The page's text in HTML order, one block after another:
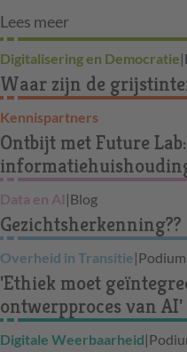
Lees meer
Digitalisering en Democratie|
Waar zijn de
Kennispartners
Ontbijt met Future
Data en AI |Blog
Gezichtsherkenning??
Overheid in Transitie|Podium
'Ethiek moet
ontwerpproces van AI'
Digitale Weerbaarheid|